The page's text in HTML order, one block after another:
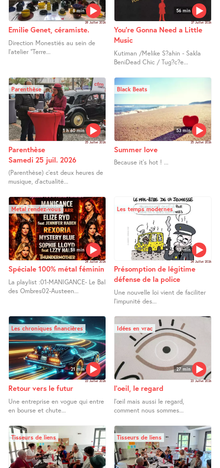
8 min
28 Juillet 2026
Emilie Genet, céramiste.
Direction Monestiés au sein de
l’atelier "Terre...
56 min
27 Juillet 2026
You’re Gonna Need a Little
Music
Kutiman /Melike S?ahin - Sakla
BeniDead Chic / Tug?c?e...
1 h 60 min
Parenthèse
25 Juillet 2026
Parenthèse
Samedi 25 juil. 2026
(Parenthèse) c’est deux heures de
musique, d’actualité...
53 min
Black Beats
25 Juillet 2026
Summer love
Because it’s hot ! ...
58 min
Metal rendez-vous
24 Juillet 2026
Spéciale 100% métal féminin
La playlist :01-MANIGANCE- Le Bal
des Ombres02-Austeen...
13 min
Les temps modernes
24 Juillet 2026
Présomption de légitime
défense de la police
Une nouvelle loi vient de faciliter
l’impunité des...
21 min
Les chroniques financières
23 Juillet 2026
Retour vers le futur
Une entreprise en vogue qui entre
en bourse et chute...
27 min
Idées en vrac
23 Juillet 2026
l’oeil, le regard
l’œil mais aussi le regard,
comment nous sommes...
Tisseurs de liens Tisseurs de liens